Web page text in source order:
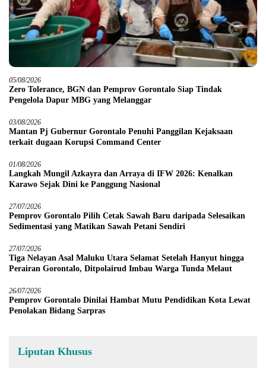
05/08/2026
Zero Tolerance, BGN dan Pemprov Gorontalo Siap Tindak
Pengelola Dapur MBG yang Melanggar
03/08/2026
Mantan Pj Gubernur Gorontalo Penuhi Panggilan Kejaksaan
terkait dugaan Korupsi Command Center
01/08/2026
Langkah Mungil Azkayra dan Arraya di IFW 2026: Kenalkan
Karawo Sejak Dini ke Panggung Nasional
27/07/2026
Pemprov Gorontalo Pilih Cetak Sawah Baru daripada Selesaikan
Sedimentasi yang Matikan Sawah Petani Sendiri
27/07/2026
Tiga Nelayan Asal Maluku Utara Selamat Setelah Hanyut hingga
Perairan Gorontalo, Ditpolairud Imbau Warga Tunda Melaut
26/07/2026
Pemprov Gorontalo Dinilai Hambat Mutu Pendidikan Kota Lewat
Penolakan Bidang Sarpras
Liputan Khusus